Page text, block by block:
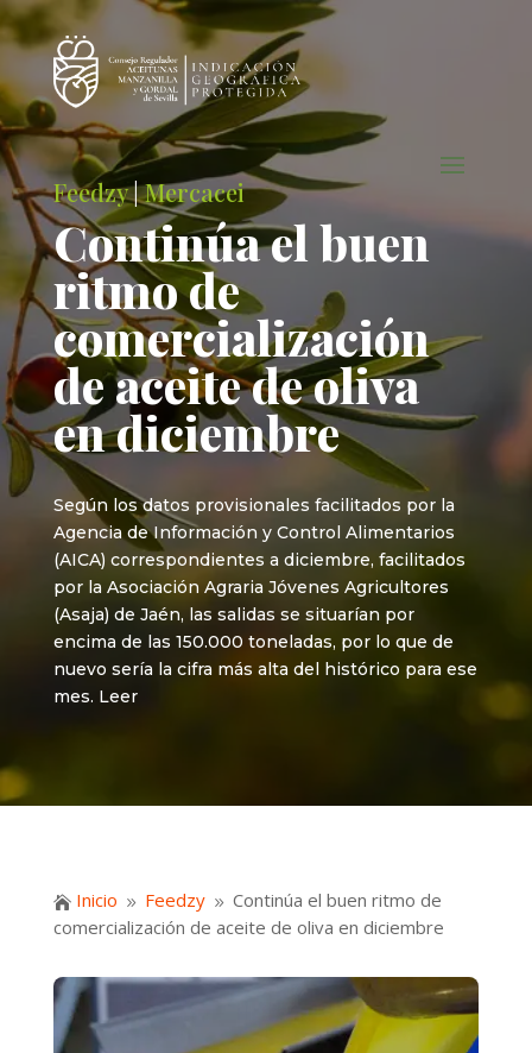
Feedzy|Mercacei
Continúa el buen
ritmo de
comercialización
de aceite de oliva
en diciembre
Según los datos provisionales facilitados por la
Agencia de Información y Control Alimentarios
(AICA) correspondientes a diciembre, facilitados
por la Asociación Agraria Jóvenes Agricultores
(Asaja) de Jaén, las salidas se situarían por
encima de las 150.000 toneladas, por lo que de
nuevo sería la cifra más alta del histórico para ese
mes. Leer
 Inicio 9 Feedzy 9 Continúa el buen ritmo de
comercialización de aceite de oliva en diciembre